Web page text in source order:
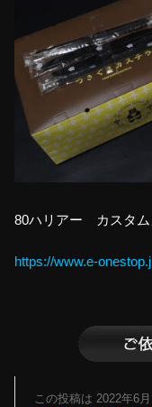
80ハリアー カスタム
https://www.e-
この投稿は 2022年6